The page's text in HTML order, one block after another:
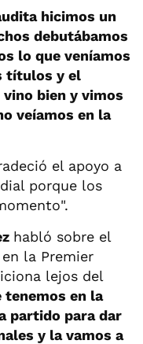
hicimos un
debutábamos
lo que veníamos
títulos y el
bien y vimos
veíamos en la
el apoyo a
porque los
habló sobre el
la Premier
lejos del
tenemos en la
partido para dar
y la vamos a